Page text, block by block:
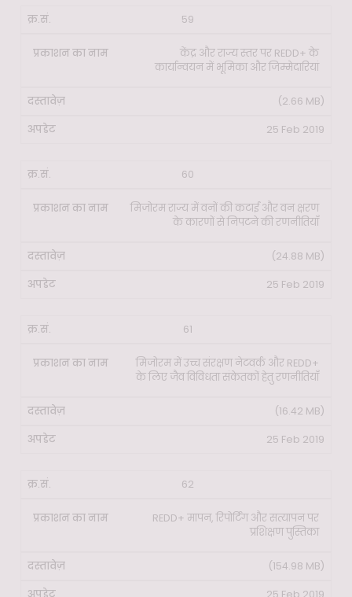
59
केंद्र और राज्य स्तर पर REDD+ के
कार्यान्वयन में भूमिका और जिम्मेदारियां
(2.66 MB)
25 Feb 2019
60
मिजोरम राज्य में वनों की कटाई और वन क्षरण
के कारणों से निपटने की रणनीतियाँ
(24.88 MB)
25 Feb 2019
61
मिजोरम में उच्च संरक्षण नेटवर्क और REDD+
के लिए जैव विविधता संकेतकों हेतु रणनीतियाँ
(16.42 MB)
25 Feb 2019
62
REDD+ मापन, रिपोर्टिंग और सत्यापन पर
प्रशिक्षण पुस्तिका
(154.98 MB)